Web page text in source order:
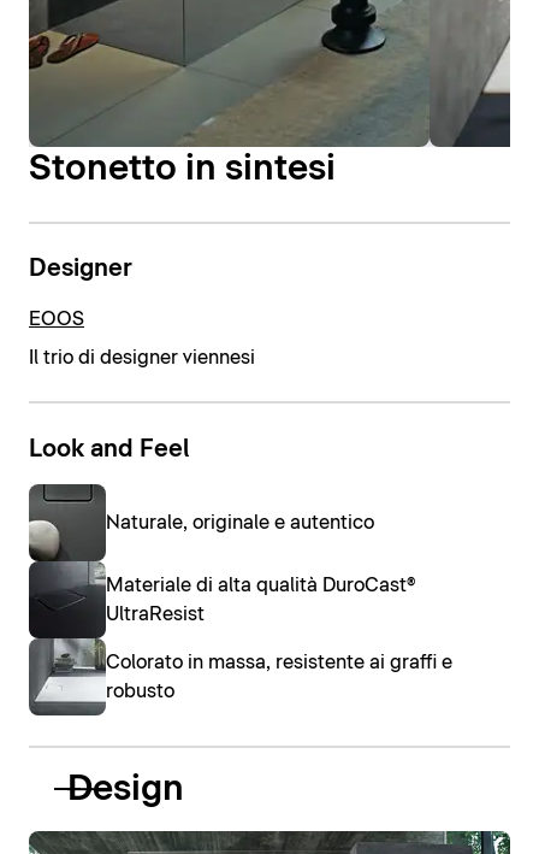
Stonetto in sintesi
Designer
EOOS
Il trio di designer viennesi
Look and Feel
Naturale, originale e autentico
Materiale di alta qualità DuroCast®
UltraResist
Colorato in massa, resistente ai graffi e
robusto
Design